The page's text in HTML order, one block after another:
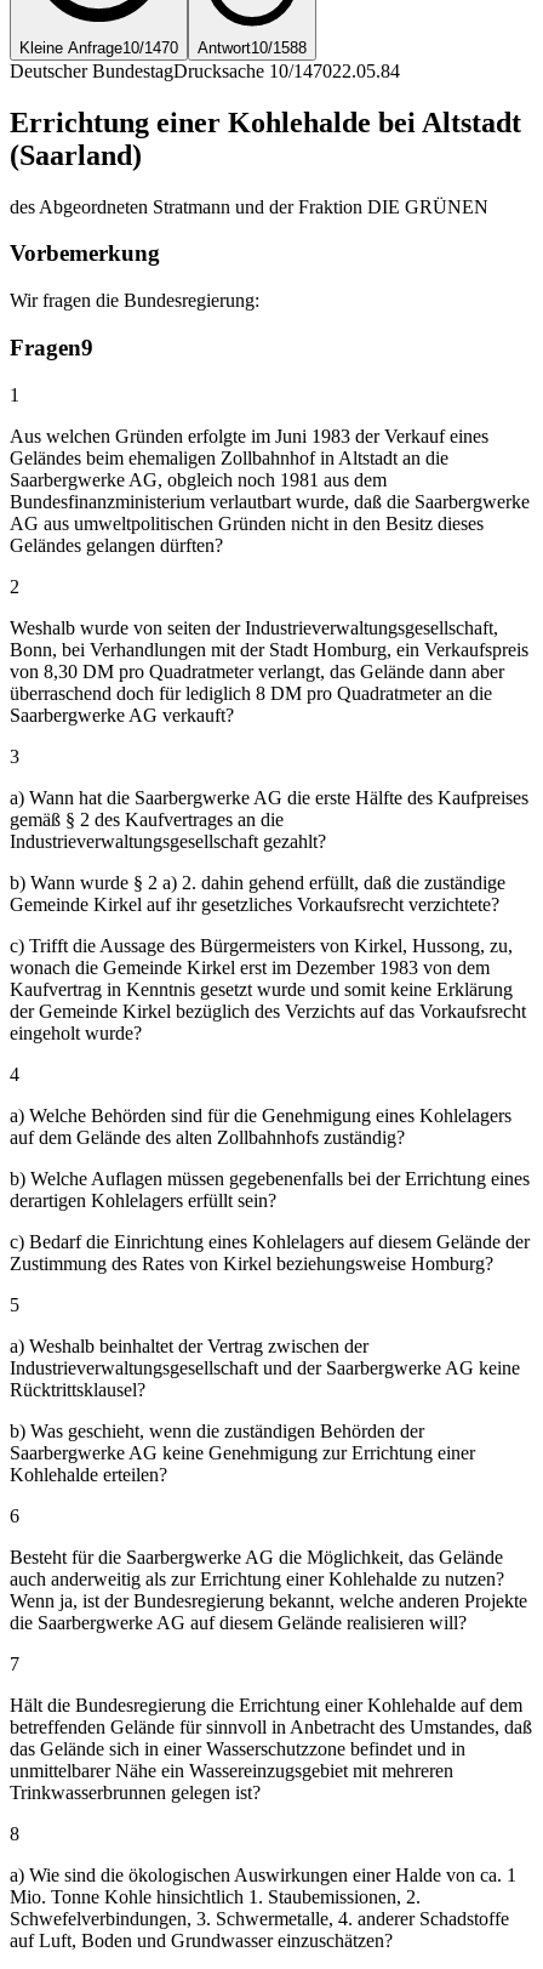
Kleine Anfrage10/1470 Antwort10/1588
Deutscher BundestagDrucksache 10/147022.05.84
Errichtung einer Kohlehalde bei Altstadt
(Saarland)
des Abgeordneten Stratmann und der Fraktion DIE GRÜNEN
Vorbemerkung
Wir fragen die Bundesregierung:
Fragen9
1
Aus welchen Gründen erfolgte im Juni 1983 der Verkauf eines
Geländes beim ehemaligen Zollbahnhof in Altstadt an die
Saarbergwerke AG, obgleich noch 1981 aus dem
Bundesfinanzministerium verlautbart wurde, daß die Saarbergwerke
AG aus umweltpolitischen Gründen nicht in den Besitz dieses
Geländes gelangen dürften?
2
Weshalb wurde von seiten der Industrieverwaltungsgesellschaft,
Bonn, bei Verhandlungen mit der Stadt Homburg, ein Verkaufspreis
von 8,30 DM pro Quadratmeter verlangt, das Gelände dann aber
überraschend doch für lediglich 8 DM pro Quadratmeter an die
Saarbergwerke AG verkauft?
3
a) Wann hat die Saarbergwerke AG die erste Hälfte des Kaufpreises
gemäß § 2 des Kaufvertrages an die
Industrieverwaltungsgesellschaft gezahlt?
b) Wann wurde § 2 a) 2. dahin gehend erfüllt, daß die zuständige
Gemeinde Kirkel auf ihr gesetzliches Vorkaufsrecht verzichtete?
c) Trifft die Aussage des Bürgermeisters von Kirkel, Hussong, zu,
wonach die Gemeinde Kirkel erst im Dezember 1983 von dem
Kaufvertrag in Kenntnis gesetzt wurde und somit keine Erklärung
der Gemeinde Kirkel bezüglich des Verzichts auf das Vorkaufsrecht
eingeholt wurde?
4
a) Welche Behörden sind für die Genehmigung eines Kohlelagers
auf dem Gelände des alten Zollbahnhofs zuständig?
b) Welche Auflagen müssen gegebenenfalls bei der Errichtung eines
derartigen Kohlelagers erfüllt sein?
c) Bedarf die Einrichtung eines Kohlelagers auf diesem Gelände der
Zustimmung des Rates von Kirkel beziehungsweise Homburg?
5
a) Weshalb beinhaltet der Vertrag zwischen der
Industrieverwaltungsgesellschaft und der Saarbergwerke AG keine
Rücktrittsklausel?
b) Was geschieht, wenn die zuständigen Behörden der
Saarbergwerke AG keine Genehmigung zur Errichtung einer
Kohlehalde erteilen?
6
Besteht für die Saarbergwerke AG die Möglichkeit, das Gelände
auch anderweitig als zur Errichtung einer Kohlehalde zu nutzen?
Wenn ja, ist der Bundesregierung bekannt, welche anderen Projekte
die Saarbergwerke AG auf diesem Gelände realisieren will?
7
Hält die Bundesregierung die Errichtung einer Kohlehalde auf dem
betreffenden Gelände für sinnvoll in Anbetracht des Umstandes, daß
das Gelände sich in einer Wasserschutzzone befindet und in
unmittelbarer Nähe ein Wassereinzugsgebiet mit mehreren
Trinkwasserbrunnen gelegen ist?
8
a) Wie sind die ökologischen Auswirkungen einer Halde von ca. 1
Mio. Tonne Kohle hinsichtlich 1. Staubemissionen, 2.
Schwefelverbindungen, 3. Schwermetalle, 4. anderer Schadstoffe
auf Luft, Boden und Grundwasser einzuschätzen?